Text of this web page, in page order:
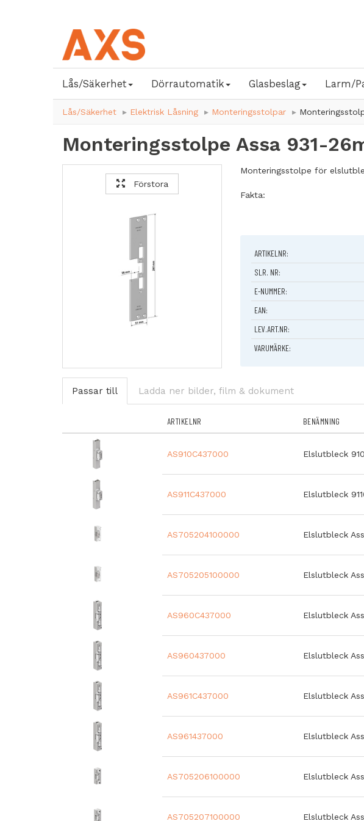
Lås/Säkerhet Dörrautomatik Glasbeslag Larm/
Lås/Säkerhet Elektrisk Låsning Monteringsstolpar
Monteringsstolpe Assa 931-
Förstora
Monteringsstolpe för
Fakta:
Plösmått: 26 mm
ARTIKELNR:
SLR. NR:
E-NUMMER:
EAN:
LEV.ART.NR:
VARUMÄRKE:
Passar till Ladda ner bilder, film & dokument
ARTIKELNR BENÄMNING
AS910C437000 Elslutbleck
AS911C437000 Elslutbleck
AS705204100000 Elslutbleck
AS705205100000 Elslutbleck
AS960C437000 Elslutbleck
AS960437000 Elslutbleck
AS961C437000 Elslutbleck
AS961437000 Elslutbleck
AS705206100000 Elslutbleck
AS705207100000 Elslutbleck